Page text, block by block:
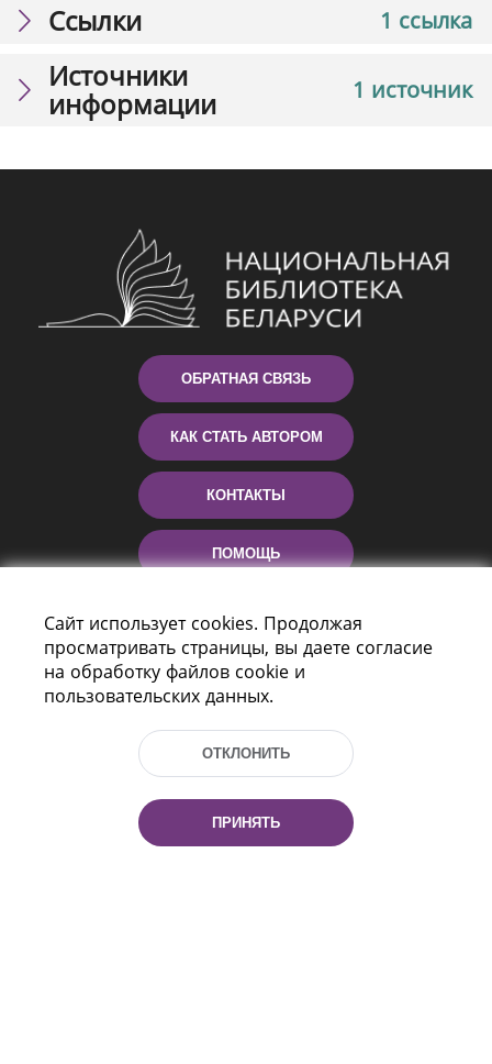
1 ссылка
Ссылки
1 источник
Источники
информации
ОБРАТНАЯ СВЯЗЬ
КАК СТАТЬ АВТОРОМ
КОНТАКТЫ
ПОМОЩЬ
Пр-т Независимости 116
Тел.: (+375 17) 368 37 37, Факс: (+375 17)
Сайт использует cookies. Продолжая
просматривать страницы, вы даете согласие
на обработку файлов cookie и
пользовательских данных.
ОТКЛОНИТЬ
ПРИНЯТЬ